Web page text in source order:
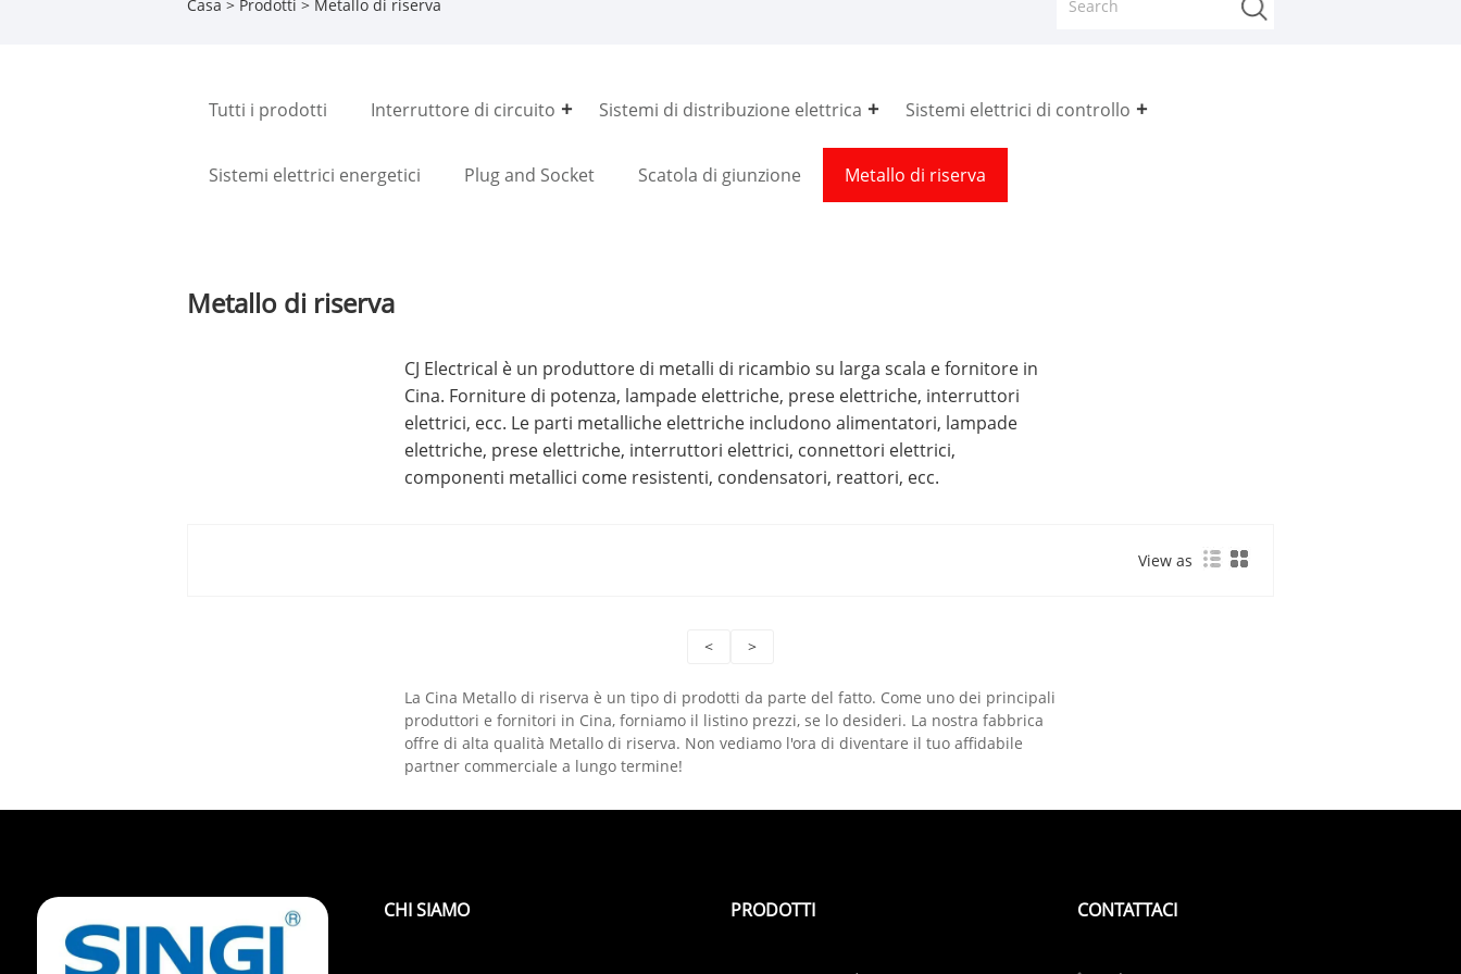
Casa > Prodotti > Metallo di riserva
Tutti i prodotti Interruttore di circuito Sistemi di distribuzione elettrica Sistemi elettrici di controllo
Sistemi elettrici energetici Plug and Socket Scatola di giunzione Metallo di riserva
Metallo di riserva
CJ Electrical è un produttore di metalli di ricambio su larga scala e fornitore in
Cina. Forniture di potenza, lampade elettriche, prese elettriche, interruttori
elettrici, ecc. Le parti metalliche elettriche includono alimentatori, lampade
elettriche, prese elettriche, interruttori elettrici, connettori elettrici,
componenti metallici come resistenti, condensatori, reattori, ecc.
View as
< >
La Cina Metallo di riserva è un tipo di prodotti da parte del fatto. Come uno dei principali
produttori e fornitori in Cina, forniamo il listino prezzi, se lo desideri. La nostra fabbrica
offre di alta qualità Metallo di riserva. Non vediamo l'ora di diventare il tuo affidabile
partner commerciale a lungo termine!
CHI SIAMO PRODOTTI CONTATTACI